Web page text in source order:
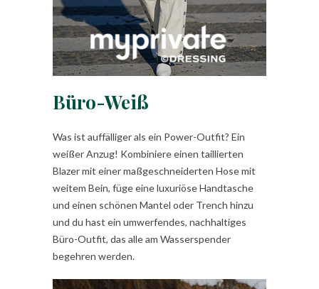
Büro-Weiß
Was ist auffälliger als ein Power-Outfit? Ein
weißer Anzug! Kombiniere einen taillierten
Blazer mit einer maßgeschneiderten Hose mit
weitem Bein, füge eine luxuriöse Handtasche
und einen schönen Mantel oder Trench hinzu
und du hast ein umwerfendes, nachhaltiges
Büro-Outfit, das alle am Wasserspender
begehren werden.